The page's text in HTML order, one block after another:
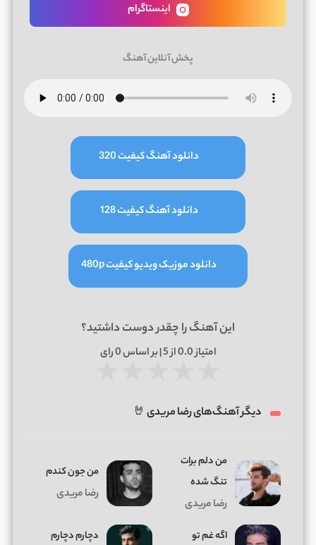
اینستاگرام
پخش آنلاین آهنگ
دانلود آهنگ کیفیت 320
دانلود آهنگ کیفیت 128
دانلود موزیک ویدیو کیفیت 480p
این آهنگ را چقدر دوست داشتید؟
امتیاز0.0از 5 | بر اساس 0رای
دیگر آهنگ‌های رضا مریدی 🤘
من دلم برات
تنگ شده
رضا مریدی
من جون کندم
رضا مریدی
اگه غم تو دچارم دچارم